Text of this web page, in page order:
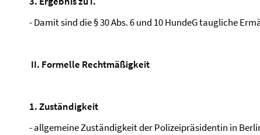
- Damit sind die § 30 Abs. 6 und 10 HundeG taugliche
II. Formelle Rechtmäßigkeit
1. Zuständigkeit
- allgemeine Zuständigkeit der Polizeipräsidentin in